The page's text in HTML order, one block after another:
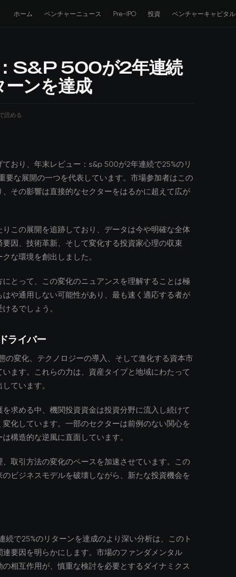
ホーム ベンチャーニュース Pre-IPO 投資 ベンチャーキャピタル
S&P 500が2年連続
ンを達成
読める
おり、年末レビュー：s&p 500が2年連続で25%のリ
要な展開の一つを代表しています。市場参加者はこの
、その影響は直接的なセクターをはるかに超えて広が
この展開を追跡しており、データは今や明確な全体
因、技術革新、そして変化する投資家心理の収束
な環境を創出しました。
とって、この変化のニュアンスを理解することは極
や通用しない可能性があり、最も速く適応する者が
るでしょう。
ライバー
の変化、テクノロジーの導入、そして進化する資本市
ます。これらの力は、資産タイプと地域にわたって
ています。
求める中、機関投資資金は投資分野に流入し続けて
化しています。一部のセクターは前例のない関心を
構造的な逆風に直面しています。
取引方法の変化のペースを加速させています。この
ビジネスモデルを破壊しながら、新たな投資機会を
で25%のリターンを達成のより深い分析は、このト
要因を明らかにします。市場のファンダメンタル
相互作用が、慎重な検討を必要とするダイナミクス